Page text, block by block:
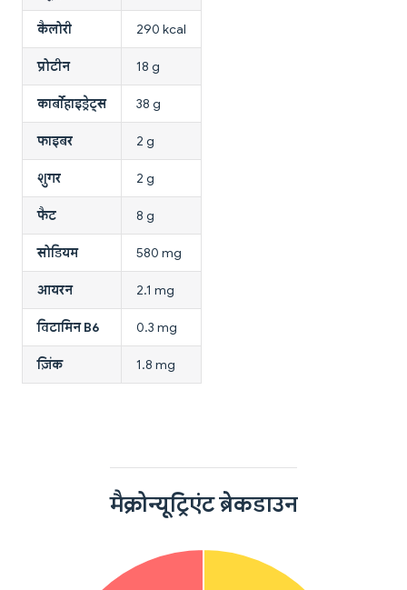
कैलोरी 290 kcal
प्रोटीन 18 g
कार्बोहाइड्रेट्स 38 g
फाइबर 2 g
शुगर 2 g
फैट 8 g
सोडियम 580 mg
आयरन 2.1 mg
विटामिन B6 0.3 mg
ज़िंक 1.8 mg
मैक्रोन्यूट्रिएंट ब्रेकडाउन